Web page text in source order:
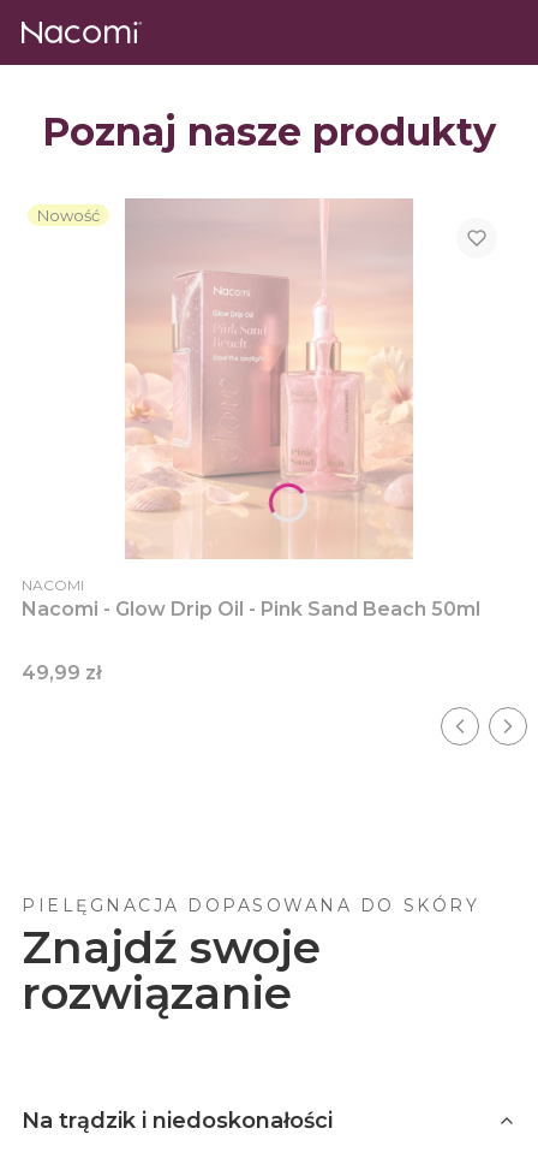
Poznaj nasze produkty
Nowość
PRODUCENT
NACOMI
Nacomi - Glow Drip Oil - Pink Sand Beach 50ml
Cena
49,99 zł
PIELĘGNACJA DOPASOWANA DO SKÓRY
Znajdź swoje
rozwiązanie
Na trądzik i niedoskonałości